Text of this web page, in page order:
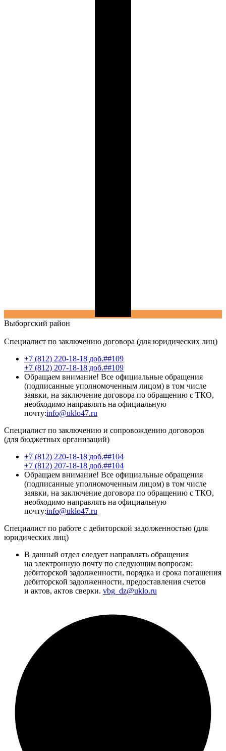
Выборгский район
Специалист по заключению договора (для юридических лиц)
+7 (812) 220-18-18 доб.##109
+7 (812) 207-18-18 доб.##109
Обращаем внимание! Все официальные обращения
(подписанные уполномоченным лицом) в том числе
заявки, на заключение договора по обращению с ТКО,
необходимо направлять на официальную
почту:info@uklo47.ru
Специалист по заключению и сопровождению договоров
(для бюджетных организаций)
+7 (812) 220-18-18 доб.##104
+7 (812) 207-18-18 доб.##104
Обращаем внимание! Все официальные обращения
(подписанные уполномоченным лицом) в том числе
заявки, на заключение договора по обращению с ТКО,
необходимо направлять на официальную
почту:info@uklo47.ru
Специалист по работе с дебиторской задолженностью (для
юридических лиц)
В данный отдел следует направлять обращения
на электронную почту по следующим вопросам:
дебиторской задолженности, порядка и срока погашения
дебиторской задолженности, предоставления счетов
и актов, актов сверки. vbg_dz@uklo.ru